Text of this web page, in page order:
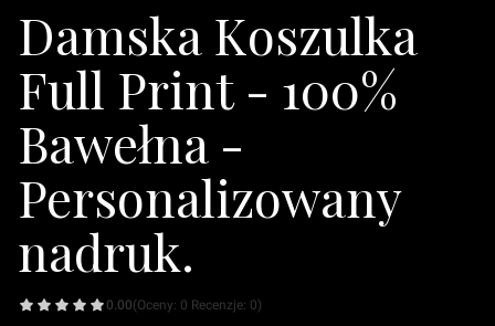
Damska Koszulka
Full Print - 100%
Bawełna -
Personalizowany
nadruk.
0.00(Oceny: 0 Recenzje: 0)